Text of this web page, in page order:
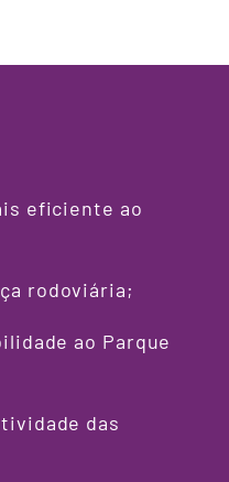
eficiente ao
rodoviária;
ao Parque
das